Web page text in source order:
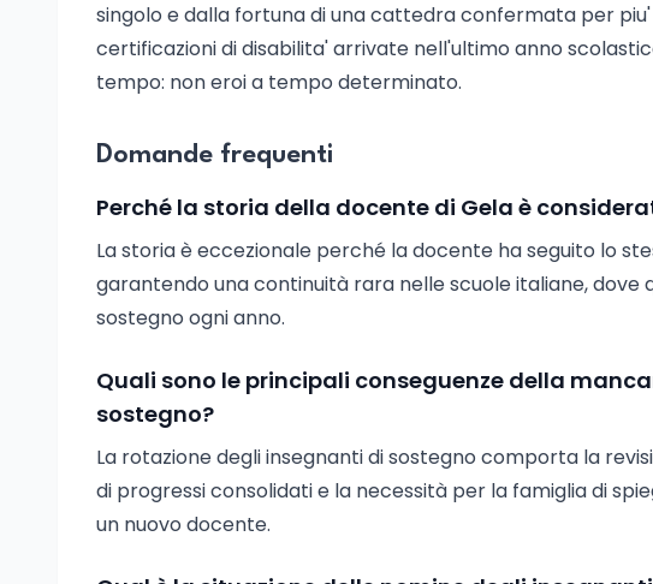
singolo e dalla fortuna di una cattedra confermata per piu'
certificazioni di disabilita' arrivate nell'ultimo anno
tempo: non eroi a tempo determinato.
Domande frequenti
Perché la storia della docente di Gela è
La storia è eccezionale perché la docente ha seguito lo
garantendo una continuità rara nelle scuole italiane, dove
sostegno ogni anno.
Quali sono le principali conseguenze della
sostegno?
La rotazione degli insegnanti di sostegno comporta la
di progressi consolidati e la necessità per la famiglia di
un nuovo docente.